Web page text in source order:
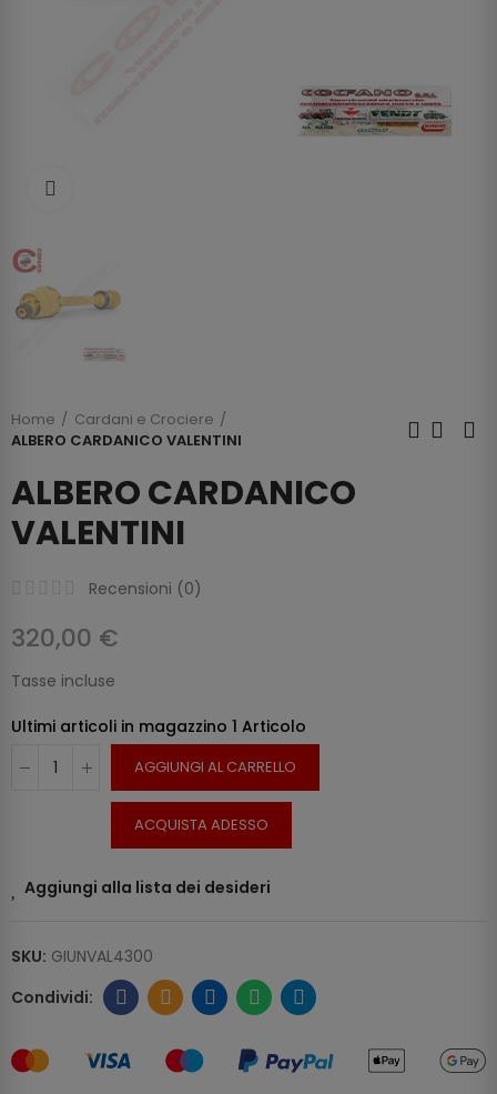
Home
Cardani e Crociere
ALBERO CARDANICO VALENTINI
ALBERO CARDANICO
VALENTINI
Recensioni (0)
320,00 €
Tasse incluse
Ultimi articoli in magazzino 1 Articolo
AGGIUNGI AL CARRELLO
ACQUISTA ADESSO
Aggiungi alla lista dei desideri
SKU: GIUNVAL4300